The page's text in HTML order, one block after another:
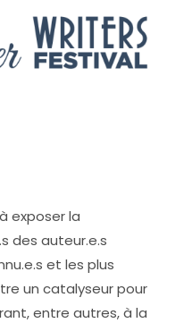
exposer la
des auteur.e.s
et les plus
un catalyseur pour
entre autres, à la